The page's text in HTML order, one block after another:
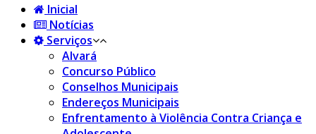
Inicial
Notícias
Serviços
Alvará
Concurso Público
Conselhos Municipais
Endereços Municipais
Enfrentamento à Violência Contra Criança e